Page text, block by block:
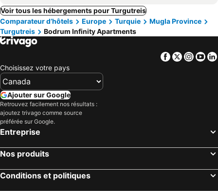
Voir tous les hébergements pour Turgutreis
Comparateur d’hôtels
Europe Turquie
Mugla Province
Turgutreis
Bodrum Infinity Apartments
Facebook
Twitter
Choisissez votre pays
Ajouter sur Google
Retrouvez facilement nos résultats :
ajoutez trivago comme source
préférée sur Google.
Entreprise
Nos produits
Conditions et politiques